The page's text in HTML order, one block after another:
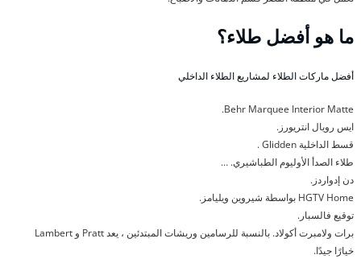
ما هو أفضل طلاء؟
أفضل ماركات الطلاء لمشاريع الطلاء الداخلي
Behr Marquee Interior Matte.
ايس رويال انتريورز.
قسط الداخلية Glidden .
طلاء الصدأ الأوليوم الطباشيري. …
دن إدواردز.
HGTV Home بواسطة شيروين ويليامز.
توقيع فالسبار.
برات ولامبرت أكولاد. بالنسبة للرسامين وريشات المبتدئين ، يعد Pratt و Lambert
خيارًا جيدًا.